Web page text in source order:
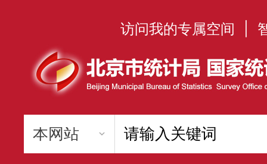
访问我的专属空间